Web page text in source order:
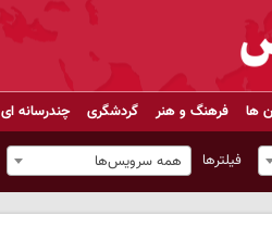
ها فرهنگ و هنر گردشگری چندرسانه ای
فیلترها همه سرویس‌ها